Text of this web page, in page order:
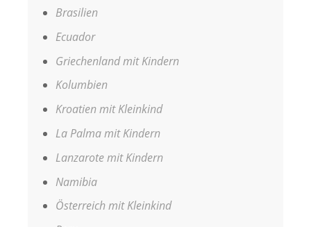
Brasilien
Ecuador
Griechenland mit Kindern
Kolumbien
Kroatien mit Kleinkind
La Palma mit Kindern
Lanzarote mit Kindern
Namibia
Österreich mit Kleinkind